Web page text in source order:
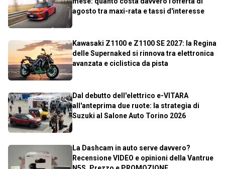
agosto tra maxi-rata e tassi d'interesse
Kawasaki Z1100 e Z1100 SE 2027: la Regina
delle Supernaked si rinnova tra elettronica
avanzata e ciclistica da pista
Dal debutto dell'elettrico e-VITARA
all'anteprima due ruote: la strategia di
Suzuki al Salone Auto Torino 2026
La Dashcam in auto serve davvero?
Recensione VIDEO e opinioni della Vantrue